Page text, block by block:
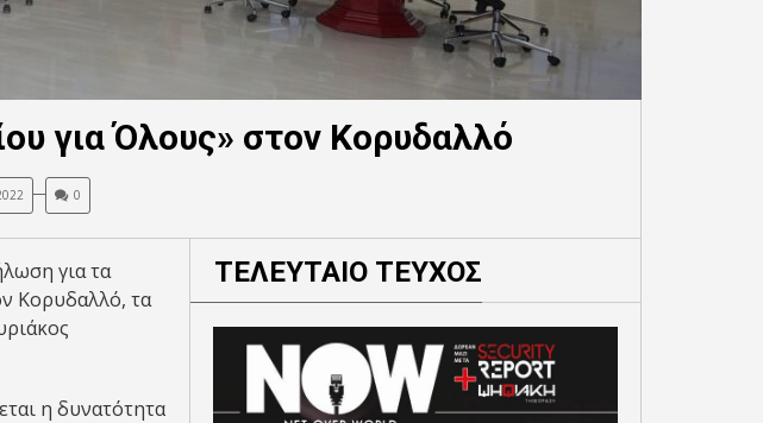
για Όλους» στον Κορυδαλλό
0
για τα
Κορυδαλλό, τα
η δυνατότητα
ΤΕΛΕΥΤΑΙΟ ΤΕΥΧΟΣ